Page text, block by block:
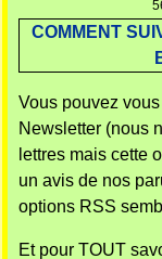
COMMENT
Vous pouvez
Newsletter (nous
lettres mais cette
un avis de nos
options RSS
Et pour TOUT